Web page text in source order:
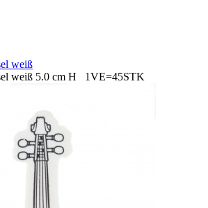
weiß
weiß 5.0 cm H 1VE=45STK